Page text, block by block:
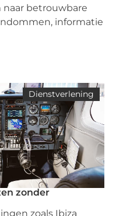
naar betrouwbare
informatie
Dienstverlening
zonder
zoals Ibiza